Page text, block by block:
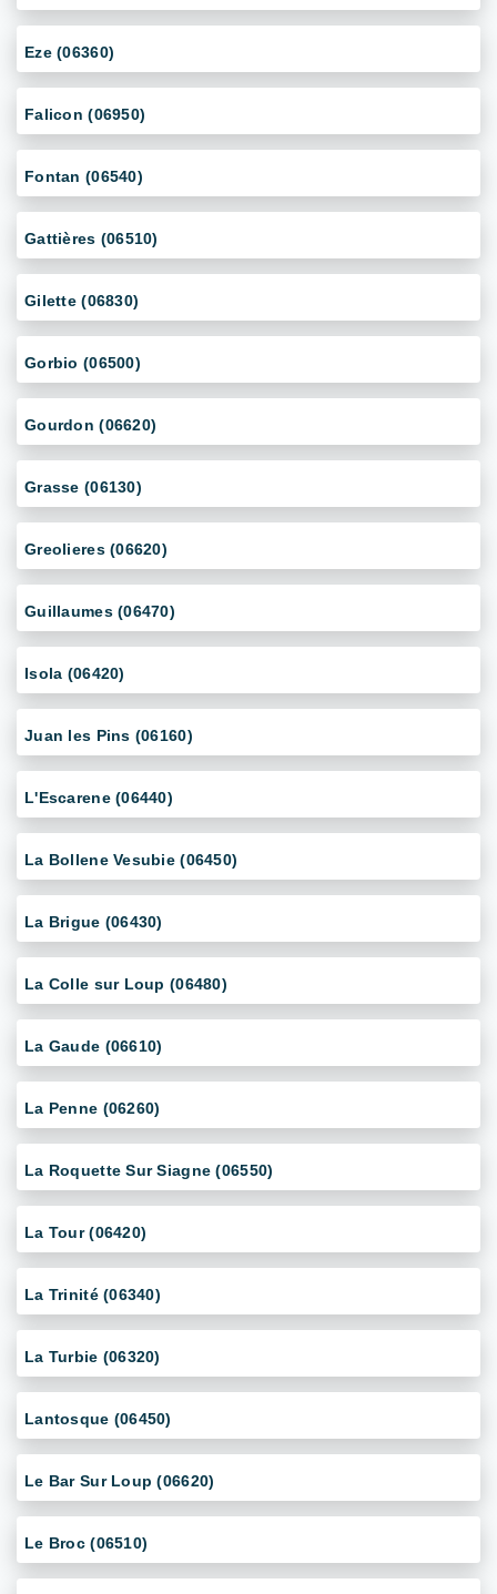
Eze (06360)
Falicon (06950)
Fontan (06540)
Gattières (06510)
Gilette (06830)
Gorbio (06500)
Gourdon (06620)
Grasse (06130)
Greolieres (06620)
Guillaumes (06470)
Isola (06420)
Juan les Pins (06160)
L'Escarene (06440)
La Bollene Vesubie (06450)
La Brigue (06430)
La Colle sur Loup (06480)
La Gaude (06610)
La Penne (06260)
La Roquette Sur Siagne (06550)
La Tour (06420)
La Trinité (06340)
La Turbie (06320)
Lantosque (06450)
Le Bar Sur Loup (06620)
Le Broc (06510)